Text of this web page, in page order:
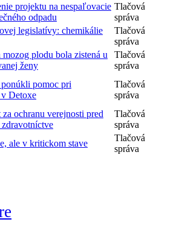
projektu na nespaľovacie
odpadu
Tlačová
správa
legislatívy: chemikálie
Tlačová
správa
plodu bola zistená u
ženy
Tlačová
správa
pomoc pri
Detoxe
Tlačová
správa
ochranu verejnosti pred
Tlačová
správa
ale v kritickom stave
Tlačová
správa